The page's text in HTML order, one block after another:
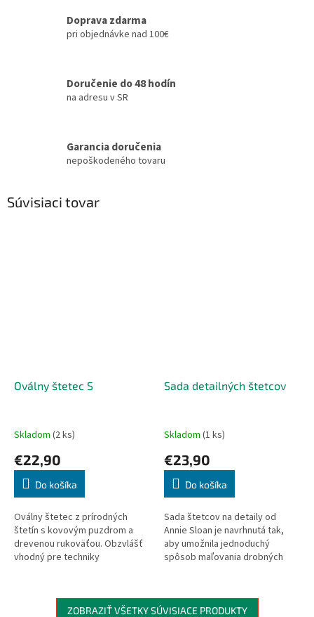
Doprava zdarma
pri objednávke nad 100€
Doručenie do 48 hodín
na adresu v SR
Garancia doručenia
nepoškodeného tovaru
Súvisiaci tovar
Oválny štetec S
Skladom (2 ks)
€22,90
Do košíka
Oválny štetec z prírodných
štetín s kovovým puzdrom a
drevenou rukoväťou. Obzvlášť
vhodný pre techniky
Sada detailných štetcov
Skladom (1 ks)
€23,90
Do košíka
Sada štetcov na detaily od
Annie Sloan je navrhnutá tak,
aby umožnila jednoduchý
spôsob maľovania drobných
vlnky,...
ZOBRAZIŤ VŠETKY SÚVISIACE PRODUKTY